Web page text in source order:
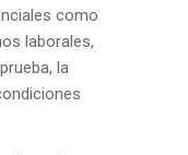
como
laborales,
la